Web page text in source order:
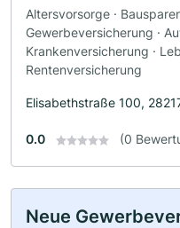
Altersvorsorge ·
Gewerbeversicherung ·
Krankenversicherung ·
Rentenversicherung
Elisabethstraße 100,
0.0 (0
Neue